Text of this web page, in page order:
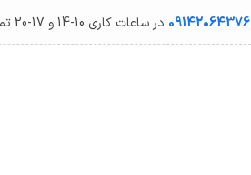
09142064376 در ساعات کاری 10-14 و 17-20 تماس بگیرید.